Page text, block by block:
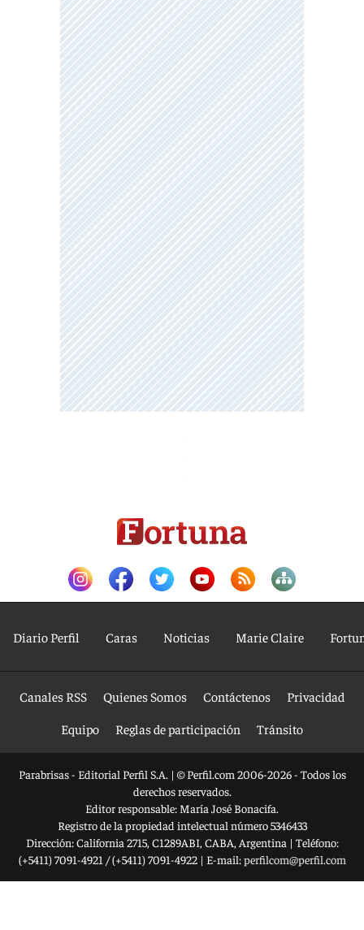
Diario Perfil Caras Noticias Marie Claire
Canales RSS Quienes Somos Contáctenos
Privacidad
Equipo
Reglas de participación Tránsito
Parabrisas - Editorial Perfil S.A. | © Perfil.com 2006-2026 - Todos los
derechos reservados.
Editor responsable: María José Bonacifa.
Registro de la propiedad intelectual número 5346433
Dirección:California 2715, C1289ABI, CABA, Argentina | Teléfono:
(+5411) 7091-4921 /(+5411) 7091-4922| E-mail:perfilcom@perfil.com